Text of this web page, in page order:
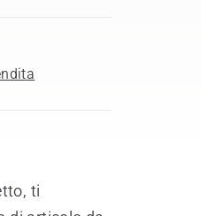
ti